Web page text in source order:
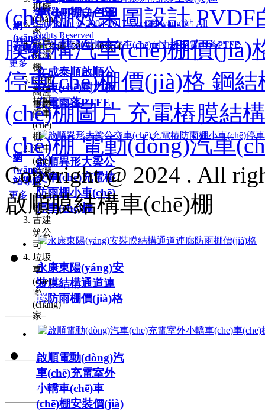
車(chē)棚白色篷
文成泰順啟順公
交車(chē)耐力板
充電雨蓬PTFE
啟順異形大梁公
交車(chē)充電樁
防雨棚小車(chē)
停車(chē)棚
永康東陽(yáng)安
裝膜結構通道連
廊防雨棚價(jià)格
啟順電動(dòng)汽
車(chē)充電室外
小轎車(chē)車
(chē)棚安裝價(jià)
棚廠
(chǎng)
家
義烏
除濕
機
kff耐
高溫
電纜
春暉路18號
CopyRight © 2004-2017 xxxx網(wǎng)站 All
Rights Reserved
浙ICP備15013140號-4
網
(wǎng)
站導航
更多
新啟
拉膜
停車
(chē)
棚
汽車
(chē)
防曬
車
(chē)
棚
古建
筑公
司
垃圾
車
(chē)
廠
(chǎng)
家
網
(wǎng)
站導航
更多
友情鏈接
關(guān)
(chē)棚效果圖設計
膜結構汽車(chē)棚價(jià)
停車(chē)棚價(jià)格 鋼
(chē)棚圖片 充電樁膜結
(chē)棚 電動(dòng)汽車
Copyright @ 2024 . All
啟順膜結構車(chē)棚
13486992000
0579-85172902
徐經(jīng)理 ：